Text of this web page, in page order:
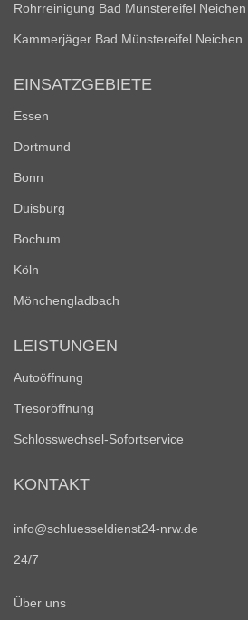
Rohrreinigung Bad Münstereifel Neichen
Kammerjäger Bad Münstereifel Neichen
EINSATZGEBIETE
Essen
Dortmund
Bonn
Duisburg
Bochum
Köln
Mönchengladbach
LEISTUNGEN
Autoöffnung
Tresoröffnung
Schlosswechsel-Sofortservice
KONTAKT
info@schluesseldienst24-nrw.de
24/7
Über uns